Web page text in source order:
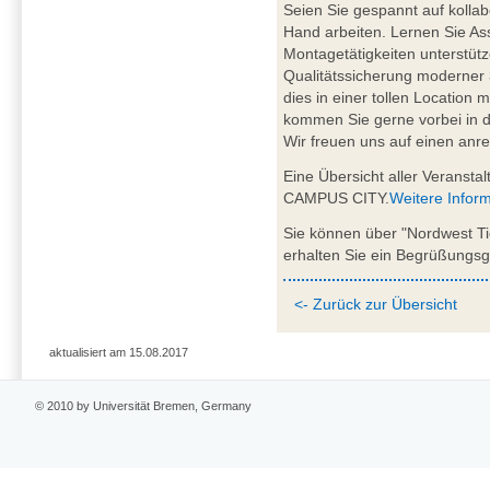
Seien Sie gespannt auf
Hand arbeiten. Lernen Sie
Montagetätigkeiten
Qualitätssicherung
dies in einer tollen Location
kommen Sie gerne vorbei in
Wir freuen uns auf einen
Eine Übersicht aller
CAMPUS CITY.Weitere
Sie können über "Nordwest
erhalten Sie ein
<- Zurück zur Übersicht
aktualisiert am 15.08.2017
© 2010 by Universität Bremen, Germany